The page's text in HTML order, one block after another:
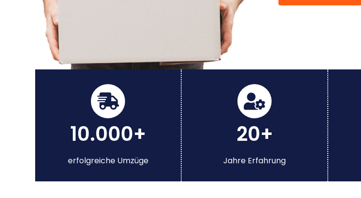
10.000+
erfolgreiche Umzüge
20+
Jahre Erfahrung